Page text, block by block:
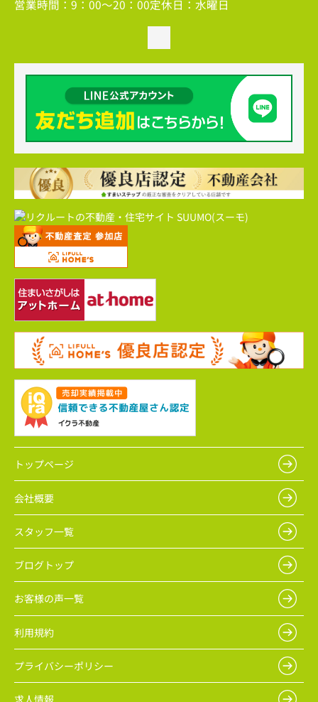
営業時間： 9：00～20：00定休日： 水曜日
トップページ
会社概要
スタッフ一覧
ブログトップ
お客様の声一覧
利用規約
プライバシーポリシー